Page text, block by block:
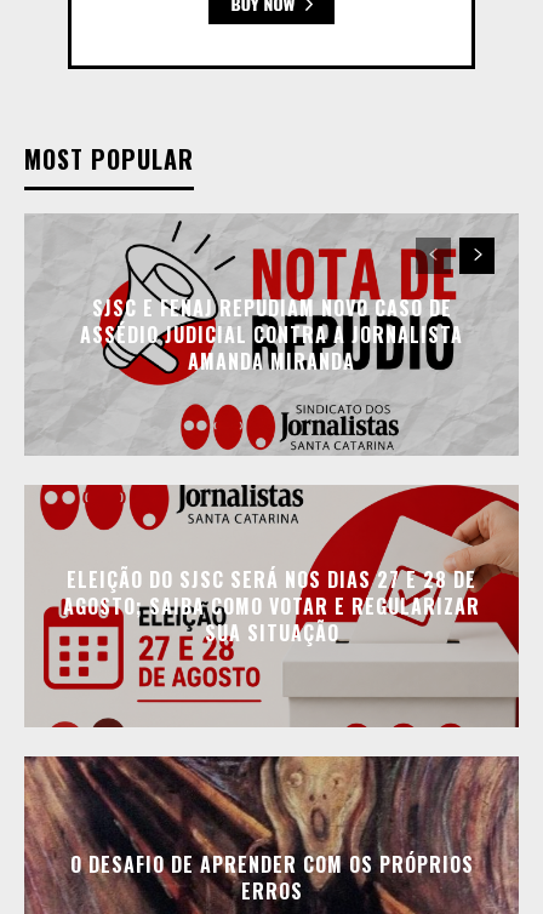
MOST POPULAR
SJSC E FENAJ REPUDIAM NOVO CASO DE
ASSÉDIO JUDICIAL CONTRA A JORNALISTA
AMANDA MIRANDA
ELEIÇÃO DO SJSC SERÁ NOS DIAS 27 E 28 DE
AGOSTO; SAIBA COMO VOTAR E REGULARIZAR
SUA SITUAÇÃO
O DESAFIO DE APRENDER COM OS PRÓPRIOS
ERROS